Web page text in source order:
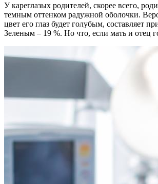
У кареглазых родителей, скорее всего,
темным оттенком радужной оболочки.
цвет его глаз будет голубым, составляет
Зеленым – 19 %. Но что, если мать и отец